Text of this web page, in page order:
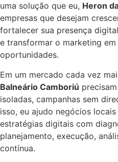
uma solução que eu, Heron
empresas que desejam
fortalecer sua presença
e transformar o marketing
oportunidades.
Em um mercado cada vez
Balneário Camboriú
isoladas, campanhas sem
isso, eu ajudo negócios
estratégias digitais com
planejamento, execução,
contínua.